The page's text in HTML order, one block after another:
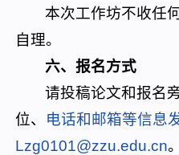
本次工作坊不收任
自理。
六、报名方式
请投稿论文和报名
位、 电话和邮箱等信息
Lzg0101@zzu.edu.cn